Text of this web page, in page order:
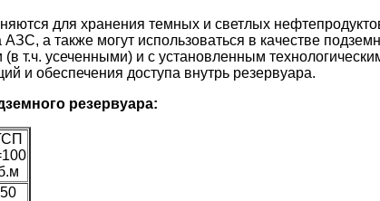
для хранения темных и светлых
а также могут использоваться в качестве
т.ч. усеченными) и с установленным
и обеспечения доступа внутрь резервуара.
резервуара: